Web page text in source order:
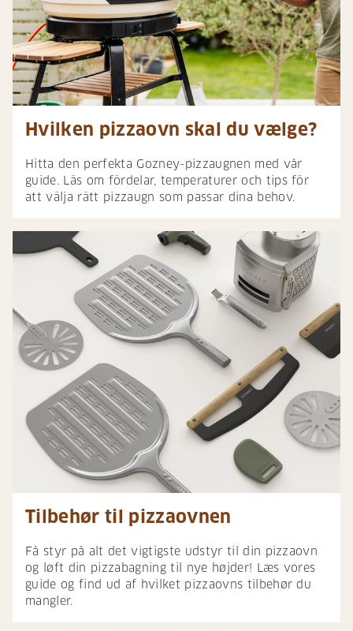
Hvilken pizzaovn skal du vælge?
Hitta den perfekta Gozney-pizzaugnen med vår
guide. Läs om fördelar, temperaturer och tips för
att välja rätt pizzaugn som passar dina behov.
Tilbehør til pizzaovnen
Få styr på alt det vigtigste udstyr til din pizzaovn
og løft din pizzabagning til nye højder! Læs vores
guide og find ud af hvilket pizzaovns tilbehør du
mangler.